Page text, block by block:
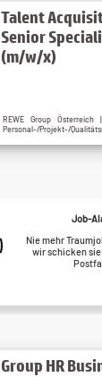
Talent
Senior
(m/w/x)
REWE Group Österreich
Personal-/Projekt-/
Job-
Nie mehr
wir schicken
Group HR